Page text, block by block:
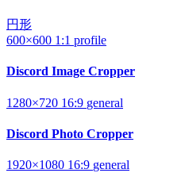
円形
600×600 1:1 profile
Discord Image Cropper
1280×720 16:9 general
Discord Photo Cropper
1920×1080 16:9 general